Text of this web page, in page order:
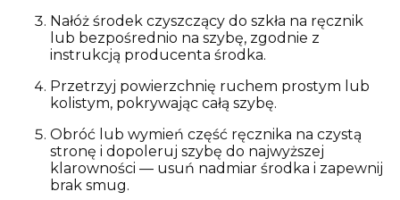
Nałóż środek czyszczący do szkła na ręcznik
lub bezpośrednio na szybę, zgodnie z
instrukcją producenta środka.
Przetrzyj powierzchnię ruchem prostym lub
kolistym, pokrywając całą szybę.
Obróć lub wymień część ręcznika na czystą
stronę i dopoleruj szybę do najwyższej
klarowności — usuń nadmiar środka i zapewnij
brak smug.